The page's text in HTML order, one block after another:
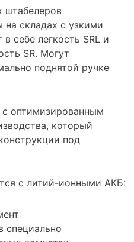
штабелеров
на складах с узкими
себе легкость SRL и
SR. Могут
поднятой ручке
оптимизированным
который
под
с литий-ионными АКБ:
специально